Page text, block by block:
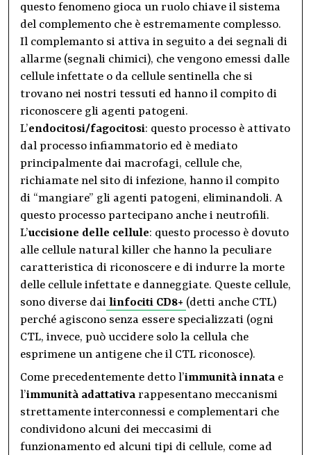
questo fenomeno gioca un ruolo chiave il sistema
del complemento che è estremamente complesso.
Il complemanto si attiva in seguito a dei segnali di
allarme (segnali chimici), che vengono emessi dalle
cellule infettate o da cellule sentinella che si
trovano nei nostri tessuti ed hanno il compito di
riconoscere gli agenti patogeni.
L’endocitosi/fagocitosi: questo processo è attivato
dal processo infiammatorio ed è mediato
principalmente dai macrofagi, cellule che,
richiamate nel sito di infezione, hanno il compito
di “mangiare” gli agenti patogeni, eliminandoli. A
questo processo partecipano anche i neutrofili.
L’uccisione delle cellule: questo processo è dovuto
alle cellule natural killer che hanno la peculiare
caratteristica di riconoscere e di indurre la morte
delle cellule infettate e danneggiate. Queste cellule,
sono diverse dai linfociti CD8+ (detti anche CTL)
perché agiscono senza essere specializzati (ogni
CTL, invece, può uccidere solo la cellula che
esprimene un antigene che il CTL riconosce).
Come precedentemente detto l’immunità innata e
l’immunità adattativa rappesentano meccanismi
strettamente interconnessi e complementari che
condividono alcuni dei meccasimi di
funzionamento ed alcuni tipi di cellule, come ad